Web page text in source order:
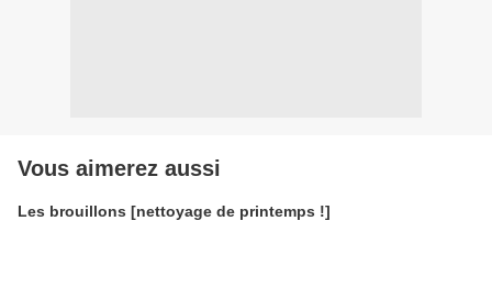
Vous aimerez aussi
Les brouillons [nettoyage de printemps !]